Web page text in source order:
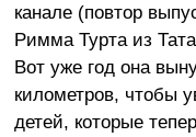
канале (повтор
Римма Турта из
Вот уже год она
километров, чтобы
детей, которые